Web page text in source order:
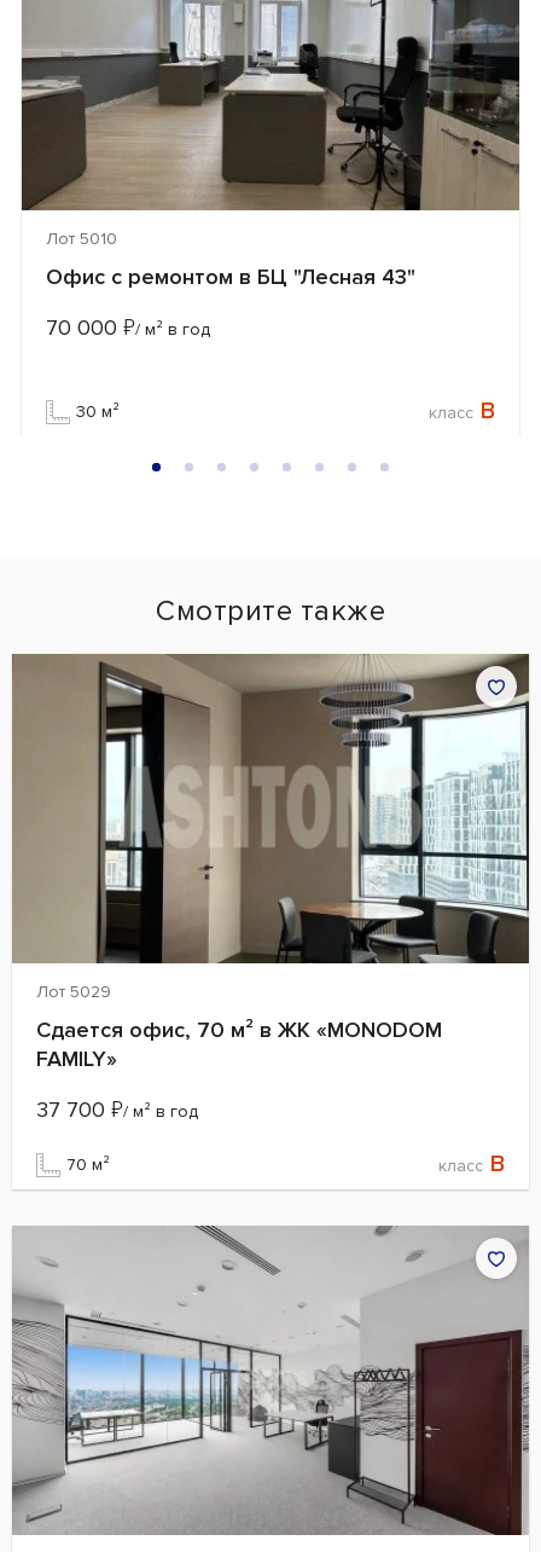
Лот 5010
Офис с ремонтом в БЦ "Лесная 43"
70 000 ₽/ м² в год
30 м² класс B
Смотрите также
Лот 5029
Сдается офис, 70 м² в ЖК «MONODOM
FAMILY»
37 700 ₽/ м² в год
70 м² класс B